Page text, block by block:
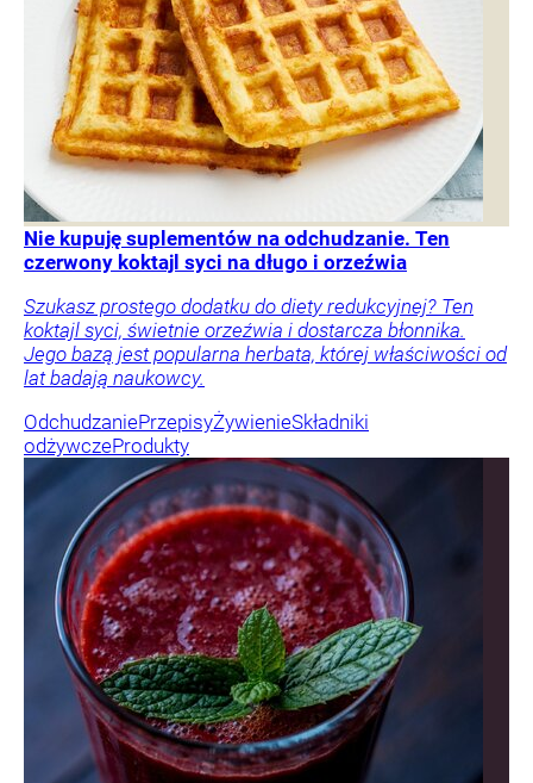
Nie kupuję suplementów na odchudzanie. Ten
czerwony koktajl syci na długo i orzeźwia
Szukasz prostego dodatku do diety redukcyjnej? Ten
koktajl syci, świetnie orzeźwia i dostarcza błonnika.
Jego bazą jest popularna herbata, której właściwości od
lat badają naukowcy.
OdchudzaniePrzepisyŻywienieSkładniki
odżywczeProdukty